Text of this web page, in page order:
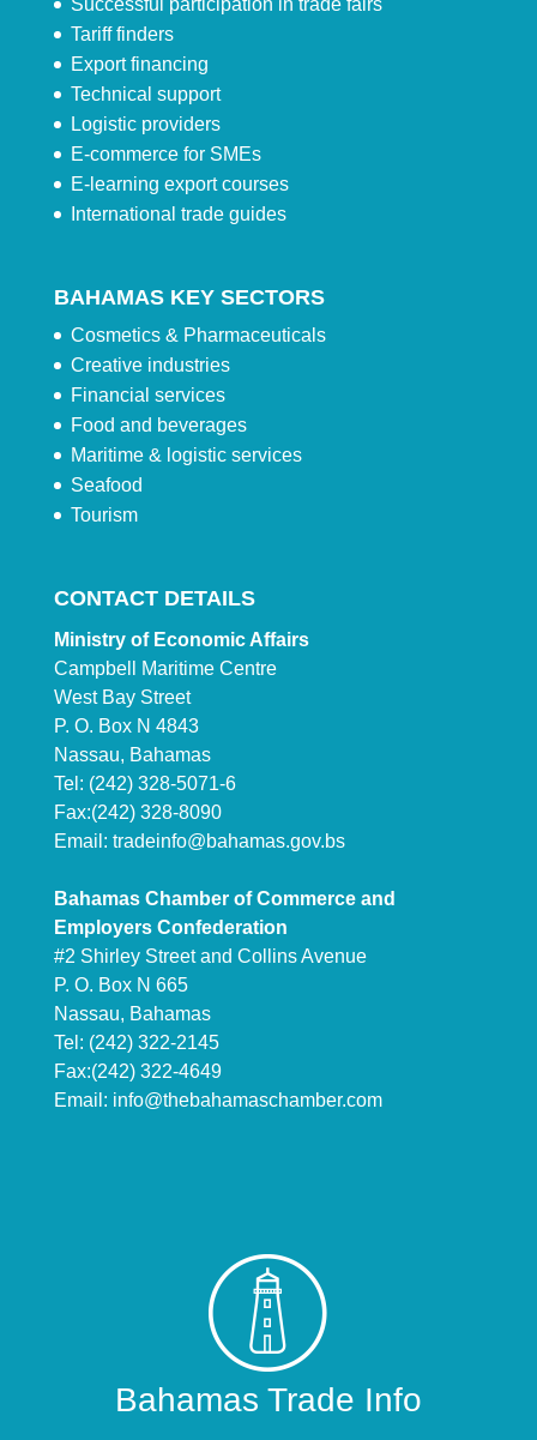
Successful participation in trade fairs
Tariff finders
Export financing
Technical support
Logistic providers
E-commerce for SMEs
E-learning export courses
International trade guides
BAHAMAS KEY SECTORS
Cosmetics & Pharmaceuticals
Creative industries
Financial services
Food and beverages
Maritime & logistic services
Seafood
Tourism
CONTACT DETAILS
Ministry of Economic Affairs
Campbell Maritime Centre
West Bay Street
P. O. Box N 4843
Nassau, Bahamas
Tel: (242) 328-5071-6
Fax:(242) 328-8090
Email: tradeinfo@bahamas.gov.bs
Bahamas Chamber of Commerce and
Employers Confederation
#2 Shirley Street and Collins Avenue
P. O. Box N 665
Nassau, Bahamas
Tel: (242) 322-2145
Fax:(242) 322-4649
Email: info@thebahamaschamber.com
Bahamas Trade Info